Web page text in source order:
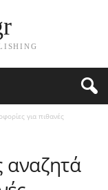
για πιθανές
αναζητά